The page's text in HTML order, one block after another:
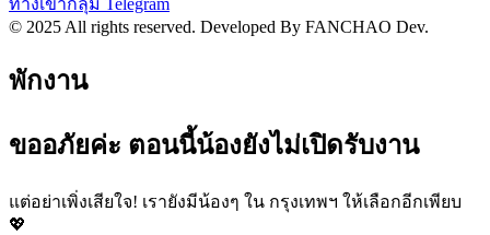
ทางเข้ากลุ่ม Telegram
© 2025 All rights reserved. Developed By FANCHAO Dev.
พักงาน
ขออภัยค่ะ ตอนนี้น้องยังไม่เปิดรับงาน
แต่อย่าเพิ่งเสียใจ! เรายังมีน้องๆ ใน กรุงเทพฯ ให้เลือกอีกเพียบ
💖